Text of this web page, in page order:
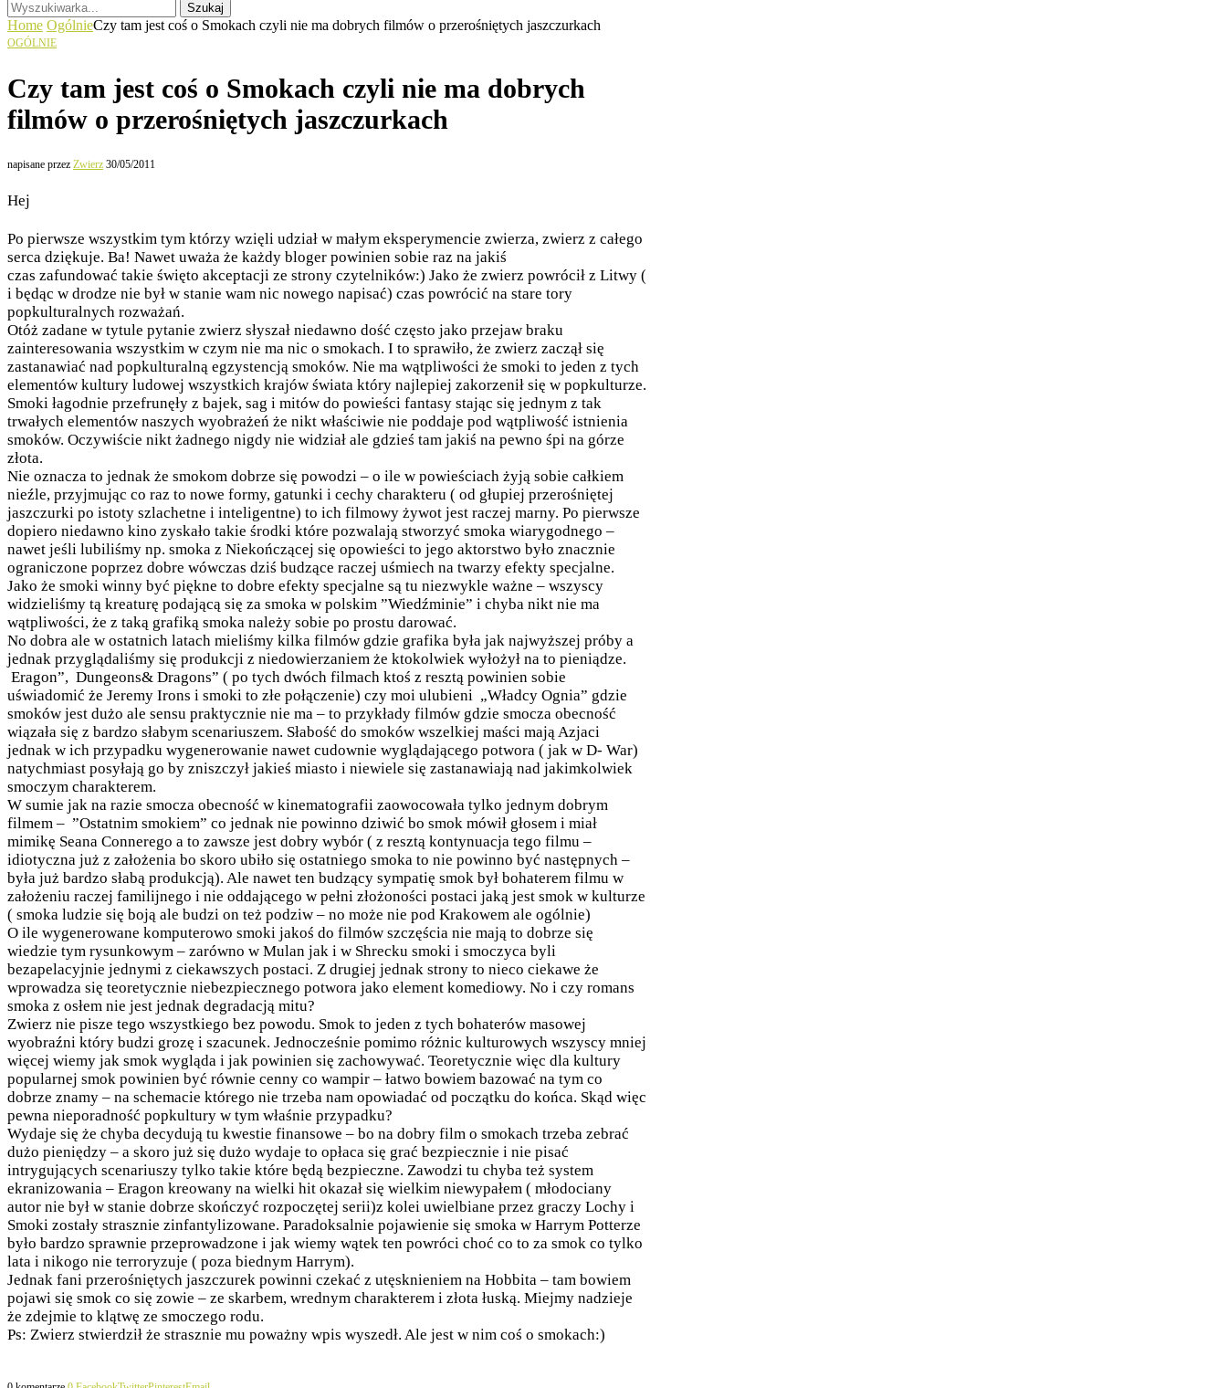
Szukaj
Home OgólnieCzy tam jest coś o Smokach czyli nie ma dobrych filmów o przerośniętych jaszczurkach
OGÓLNIE
Czy tam jest coś o Smokach czyli nie ma dobrych
filmów o przerośniętych jaszczurkach
napisane przez Zwierz 30/05/2011
Hej
Po pierwsze wszystkim tym którzy wzięli udział w małym eksperymencie zwierza, zwierz z całego
serca dziękuje. Ba! Nawet uważa że każdy bloger powinien sobie raz na jakiś
czas zafundować takie święto akceptacji ze strony czytelników:) Jako że zwierz powrócił z Litwy (
i będąc w drodze nie był w stanie wam nic nowego napisać) czas powrócić na stare tory
popkulturalnych rozważań.
Otóż zadane w tytule pytanie zwierz słyszał niedawno dość często jako przejaw braku
zainteresowania wszystkim w czym nie ma nic o smokach. I to sprawiło, że zwierz zaczął się
zastanawiać nad popkulturalną egzystencją smoków. Nie ma wątpliwości że smoki to jeden z tych
elementów kultury ludowej wszystkich krajów świata który najlepiej zakorzenił się w popkulturze.
Smoki łagodnie przefrunęły z bajek, sag i mitów do powieści fantasy stając się jednym z tak
trwałych elementów naszych wyobrażeń że nikt właściwie nie poddaje pod wątpliwość istnienia
smoków. Oczywiście nikt żadnego nigdy nie widział ale gdzieś tam jakiś na pewno śpi na górze
złota.
Nie oznacza to jednak że smokom dobrze się powodzi – o ile w powieściach żyją sobie całkiem
nieźle, przyjmując co raz to nowe formy, gatunki i cechy charakteru ( od głupiej przerośniętej
jaszczurki po istoty szlachetne i inteligentne) to ich filmowy żywot jest raczej marny. Po pierwsze
dopiero niedawno kino zyskało takie środki które pozwalają stworzyć smoka wiarygodnego –
nawet jeśli lubiliśmy np. smoka z Niekończącej się opowieści to jego aktorstwo było znacznie
ograniczone poprzez dobre wówczas dziś budzące raczej uśmiech na twarzy efekty specjalne.
Jako że smoki winny być piękne to dobre efekty specjalne są tu niezwykle ważne – wszyscy
widzieliśmy tą kreaturę podającą się za smoka w polskim ”Wiedźminie” i chyba nikt nie ma
wątpliwości, że z taką grafiką smoka należy sobie po prostu darować.
No dobra ale w ostatnich latach mieliśmy kilka filmów gdzie grafika była jak najwyższej próby a
jednak przyglądaliśmy się produkcji z niedowierzaniem że ktokolwiek wyłożył na to pieniądze.
Eragon”, Dungeons& Dragons” ( po tych dwóch filmach ktoś z resztą powinien sobie
uświadomić że Jeremy Irons i smoki to złe połączenie) czy moi ulubieni „Władcy Ognia” gdzie
smoków jest dużo ale sensu praktycznie nie ma – to przykłady filmów gdzie smocza obecność
wiązała się z bardzo słabym scenariuszem. Słabość do smoków wszelkiej maści mają Azjaci
jednak w ich przypadku wygenerowanie nawet cudownie wyglądającego potwora ( jak w D- War)
natychmiast posyłają go by zniszczył jakieś miasto i niewiele się zastanawiają nad jakimkolwiek
smoczym charakterem.
W sumie jak na razie smocza obecność w kinematografii zaowocowała tylko jednym dobrym
filmem – ”Ostatnim smokiem” co jednak nie powinno dziwić bo smok mówił głosem i miał
mimikę Seana Connerego a to zawsze jest dobry wybór ( z resztą kontynuacja tego filmu –
idiotyczna już z założenia bo skoro ubiło się ostatniego smoka to nie powinno być następnych –
była już bardzo słabą produkcją). Ale nawet ten budzący sympatię smok był bohaterem filmu w
założeniu raczej familijnego i nie oddającego w pełni złożoności postaci jaką jest smok w kulturze
( smoka ludzie się boją ale budzi on też podziw – no może nie pod Krakowem ale ogólnie)
O ile wygenerowane komputerowo smoki jakoś do filmów szczęścia nie mają to dobrze się
wiedzie tym rysunkowym – zarówno w Mulan jak i w Shrecku smoki i smoczyca byli
bezapelacyjnie jednymi z ciekawszych postaci. Z drugiej jednak strony to nieco ciekawe że
wprowadza się teoretycznie niebezpiecznego potwora jako element komediowy. No i czy romans
smoka z osłem nie jest jednak degradacją mitu?
Zwierz nie pisze tego wszystkiego bez powodu. Smok to jeden z tych bohaterów masowej
wyobraźni który budzi grozę i szacunek. Jednocześnie pomimo różnic kulturowych wszyscy mniej
więcej wiemy jak smok wygląda i jak powinien się zachowywać. Teoretycznie więc dla kultury
popularnej smok powinien być równie cenny co wampir – łatwo bowiem bazować na tym co
dobrze znamy – na schemacie którego nie trzeba nam opowiadać od początku do końca. Skąd więc
pewna nieporadność popkultury w tym właśnie przypadku?
Wydaje się że chyba decydują tu kwestie finansowe – bo na dobry film o smokach trzeba zebrać
dużo pieniędzy – a skoro już się dużo wydaje to opłaca się grać bezpiecznie i nie pisać
intrygujących scenariuszy tylko takie które będą bezpieczne. Zawodzi tu chyba też system
ekranizowania – Eragon kreowany na wielki hit okazał się wielkim niewypałem ( młodociany
autor nie był w stanie dobrze skończyć rozpoczętej serii)z kolei uwielbiane przez graczy Lochy i
Smoki zostały strasznie zinfantylizowane. Paradoksalnie pojawienie się smoka w Harrym Potterze
było bardzo sprawnie przeprowadzone i jak wiemy wątek ten powróci choć co to za smok co tylko
lata i nikogo nie terroryzuje ( poza biednym Harrym).
Jednak fani przerośniętych jaszczurek powinni czekać z utęsknieniem na Hobbita – tam bowiem
pojawi się smok co się zowie – ze skarbem, wrednym charakterem i złota łuską. Miejmy nadzieje
że zdejmie to klątwę ze smoczego rodu.
Ps: Zwierz stwierdził że strasznie mu poważny wpis wyszedł. Ale jest w nim coś o smokach:)